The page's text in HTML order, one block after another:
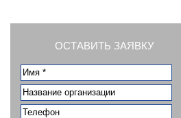
ОСТАВИТЬ ЗАЯВКУ